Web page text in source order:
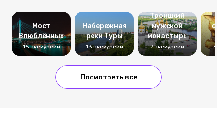
Мост
Влюблённых
15 экскурсий
Набережная
реки Туры
13 экскурсий
Троицкий
мужской
монастырь
7 экскурсий
Посмотреть все